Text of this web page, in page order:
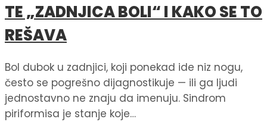
TE „ZADNJICA BOLI“ I KAKO SE TO
REŠAVA
Bol dubok u zadnjici, koji ponekad ide niz nogu,
često se pogrešno dijagnostikuje — ili ga ljudi
jednostavno ne znaju da imenuju. Sindrom
piriformisa je stanje koje…